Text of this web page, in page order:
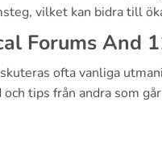
vilket kan bidra till
Forums And
ofta vanliga
tips från andra som